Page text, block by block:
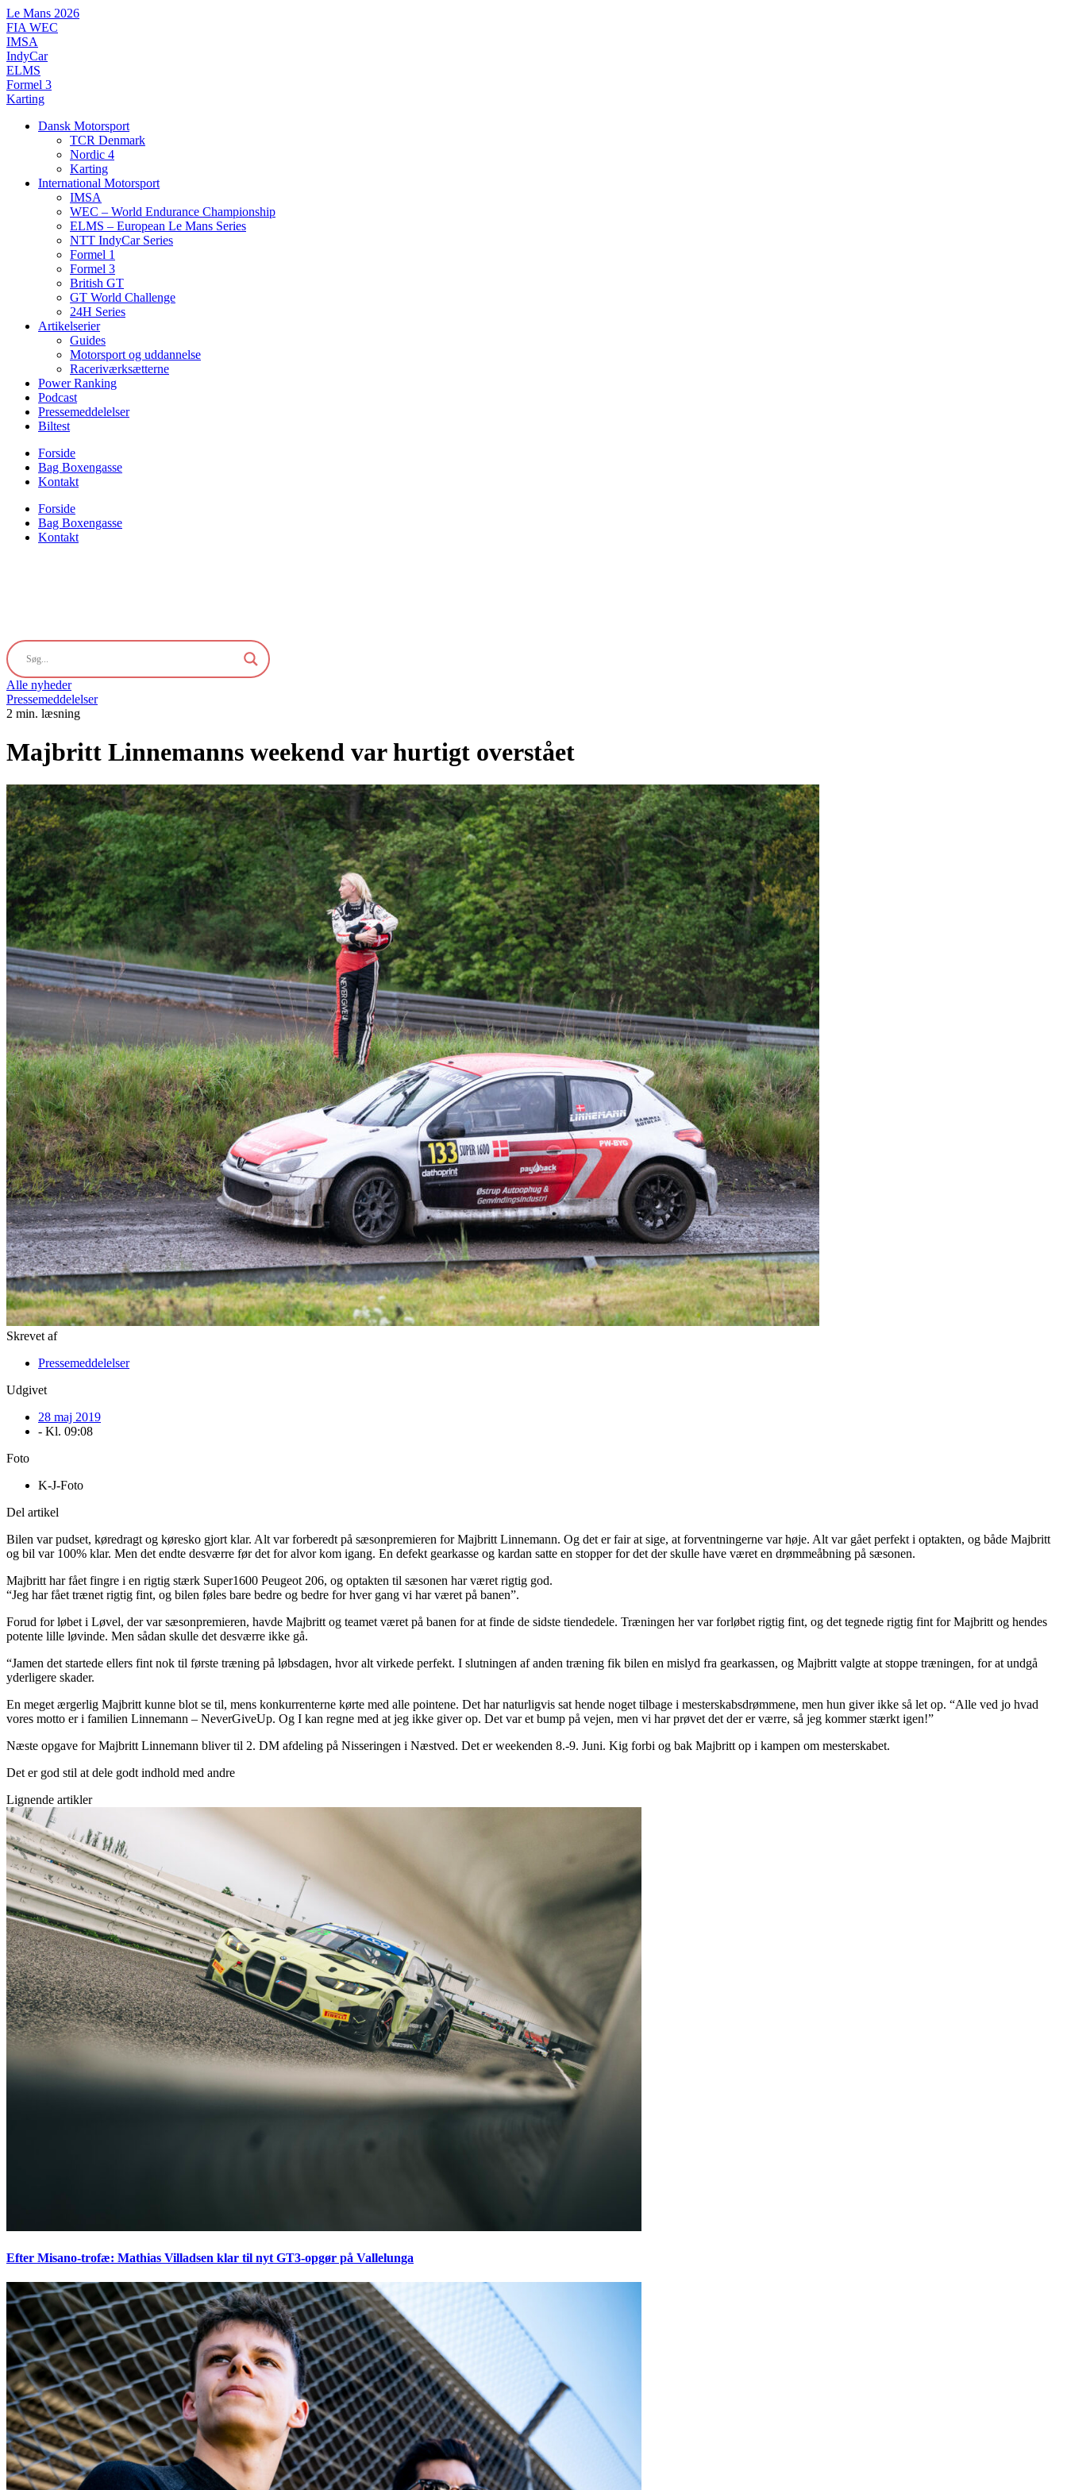
Videre
til
indhold
Le Mans 2026
FIA WEC
IMSA
IndyCar
ELMS
Formel 3
Karting
Dansk Motorsport
TCR Denmark
Nordic 4
Karting
International Motorsport
IMSA
WEC – World Endurance Championship
ELMS – European Le Mans Series
NTT IndyCar Series
Formel 1
Formel 3
British GT
GT World Challenge
24H Series
Artikelserier
Guides
Motorsport og uddannelse
Raceriværksætterne
Power Ranking
Podcast
Pressemeddelelser
Biltest
Forside
Bag Boxengasse
Kontakt
Forside
Bag Boxengasse
Kontakt
Alle nyheder
Pressemeddelelser
2 min. læsning
Majbritt Linnemanns weekend var hurtigt overstået
Skrevet af
Pressemeddelelser
Udgivet
28 maj 2019
- Kl. 09:08
Foto
K-J-Foto
Del artikel
Bilen var pudset, køredragt og køresko gjort klar. Alt var forberedt på sæsonpremieren for Majbritt Linnemann. Og det er fair at sige, at forventningerne var høje. Alt var gået perfekt i optakten, og både Majbritt
og bil var 100% klar. Men det endte desværre før det for alvor kom igang. En defekt gearkasse og kardan satte en stopper for det der skulle have været en drømmeåbning på sæsonen.
Majbritt har fået fingre i en rigtig stærk Super1600 Peugeot 206, og optakten til sæsonen har været rigtig god.
“Jeg har fået trænet rigtig fint, og bilen føles bare bedre og bedre for hver gang vi har været på banen”.
Forud for løbet i Løvel, der var sæsonpremieren, havde Majbritt og teamet været på banen for at finde de sidste tiendedele. Træningen her var forløbet rigtig fint, og det tegnede rigtig fint for Majbritt og hendes
potente lille løvinde. Men sådan skulle det desværre ikke gå.
“Jamen det startede ellers fint nok til første træning på løbsdagen, hvor alt virkede perfekt. I slutningen af anden træning fik bilen en mislyd fra gearkassen, og Majbritt valgte at stoppe træningen, for at undgå
yderligere skader.
En meget ærgerlig Majbritt kunne blot se til, mens konkurrenterne kørte med alle pointene. Det har naturligvis sat hende noget tilbage i mesterskabsdrømmene, men hun giver ikke så let op. “Alle ved jo hvad
vores motto er i familien Linnemann – NeverGiveUp. Og I kan regne med at jeg ikke giver op. Det var et bump på vejen, men vi har prøvet det der er værre, så jeg kommer stærkt igen!”
Næste opgave for Majbritt Linnemann bliver til 2. DM afdeling på Nisseringen i Næstved. Det er weekenden 8.-9. Juni. Kig forbi og bak Majbritt op i kampen om mesterskabet.
Det er god stil at dele godt indhold med andre
Lignende artikler
Efter Misano-trofæ: Mathias Villadsen klar til nyt GT3-opgør på Vallelunga